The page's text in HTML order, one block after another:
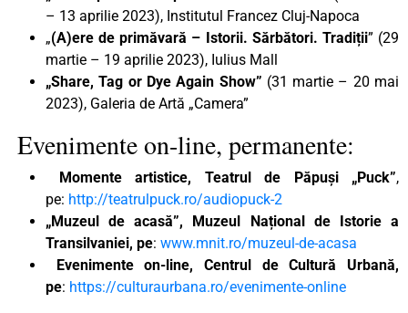
– 13 aprilie 2023), Institutul Francez Cluj-Napoca
„(A)ere de primăvară – Istorii. Sărbători. Tradiții” (29
martie – 19 aprilie 2023), Iulius Mall
„Share, Tag or Dye Again Show” (31 martie – 20 mai
2023), Galeria de Artă „Camera”
Evenimente on-line, permanente:
Momente artistice, Teatrul de Păpuși „Puck”,
pe: http://teatrulpuck.ro/audiopuck-2
„Muzeul de acasă”, Muzeul Național de Istorie a
Transilvaniei, pe: www.mnit.ro/muzeul-de-acasa
Evenimente on-line, Centrul de Cultură Urbană,
pe: https://culturaurbana.ro/evenimente-online